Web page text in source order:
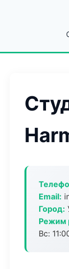
Email:
Город:
Режим
Вс: